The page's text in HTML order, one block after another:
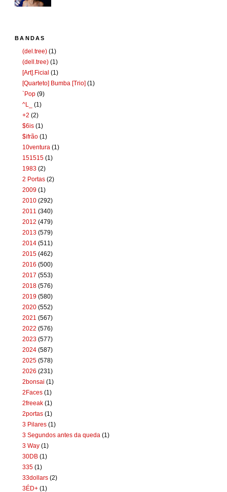
BANDAS
(del.tree) (1)
(dell.tree) (1)
[Art].Ficial (1)
[Quarteto] Bumba [Trio] (1)
`Pop (9)
^L_
(1)
+2 (2)
$6is (1)
$ifrão (1)
10ventura (1)
151515 (1)
1983 (2)
2 Portas (2)
2009 (1)
2010 (292)
2011 (340)
2012 (479)
2013 (579)
2014 (511)
2015 (462)
2016 (500)
2017 (553)
2018 (576)
2019 (580)
2020 (552)
2021 (567)
2022 (576)
2023 (577)
2024 (587)
2025 (578)
2026 (231)
2bonsai (1)
2Faces (1)
2freeak (1)
2portas (1)
3 Pilares (1)
3 Segundos antes da queda (1)
3 Way (1)
30DB (1)
335 (1)
33dollars (2)
3ÉD+ (1)